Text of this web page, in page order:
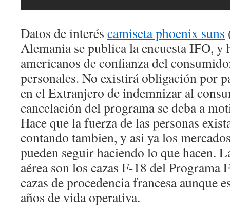
Datos de interés camiseta phoenix suns
Alemania se publica la encuesta IFO, y
americanos de confianza del
personales. No existirá obligación por
en el Extranjero de indemnizar al
cancelación del programa se deba a
Hace que la fuerza de las personas
contando tambien, y asi ya los
pueden seguir haciendo lo que hacen.
aérea son los cazas F-18 del Programa
cazas de procedencia francesa aunque
años de vida operativa.